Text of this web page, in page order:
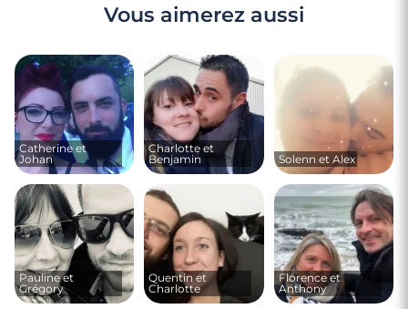
Vous aimerez aussi
Catherine et
Johan
Charlotte et
Benjamin
Solenn et Alex
Pauline et
Grégory
Quentin et
Charlotte
Florence et
Anthony